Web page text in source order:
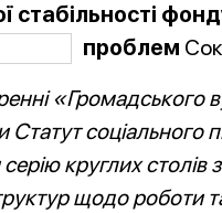
стабільності
проблем
«Громадського
Статут соціального
круглих
щодо роботи